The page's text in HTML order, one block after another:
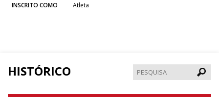
INSCRITO COMO Atleta
HISTÓRICO